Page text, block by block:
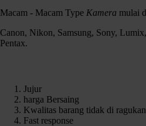
Macam - Macam Type Kamera mulai
Canon, Nikon, Samsung, Sony,
Pentax.
Jujur
harga Bersaing
Kwalitas barang tidak di ragukan
Fast response